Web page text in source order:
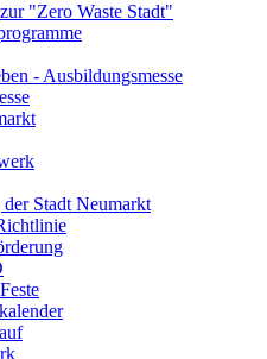
"Zero Waste Stadt"
- Ausbildungsmesse
Stadt Neumarkt